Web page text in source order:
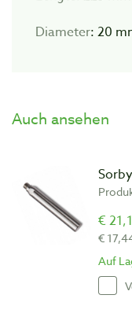
Diameter: 20
Auch ansehen
€
€
Auf